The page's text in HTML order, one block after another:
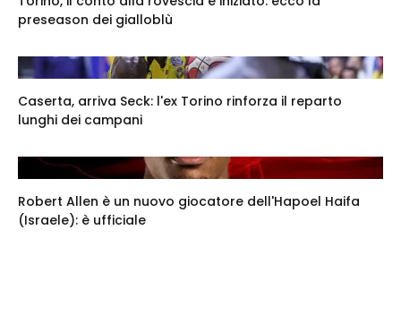
preseason dei gialloblù
Caserta, arriva Seck: l'ex Torino rinforza il reparto
lunghi dei campani
Robert Allen è un nuovo giocatore dell'Hapoel Haifa
(Israele): è ufficiale